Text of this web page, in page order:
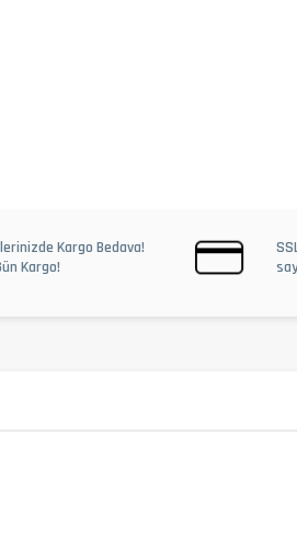
Kargo Bedava!
Kargo!